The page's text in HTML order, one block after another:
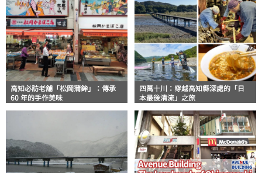
高知必訪老舖「松岡蒲鉾」：傳承
60 年的手作美味
四萬十川：穿越高知縣深處的「日
本最後清流」之旅